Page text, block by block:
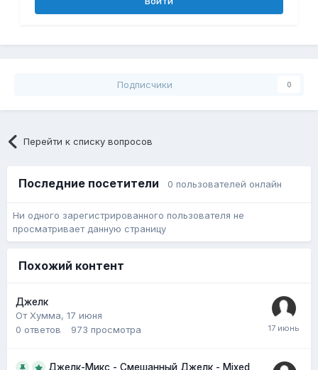
Подписчики 0
Перейти к списку вопросов
Последние посетители 0 пользователей онлайн
Ни одного зарегистрированного пользователя не
просматривает данную страницу
Похожий контент
Джелк
От Хумма, 17 июня
0 ответов 973 просмотра
Джелк-Микс - Смешанный Джелк - Mixed